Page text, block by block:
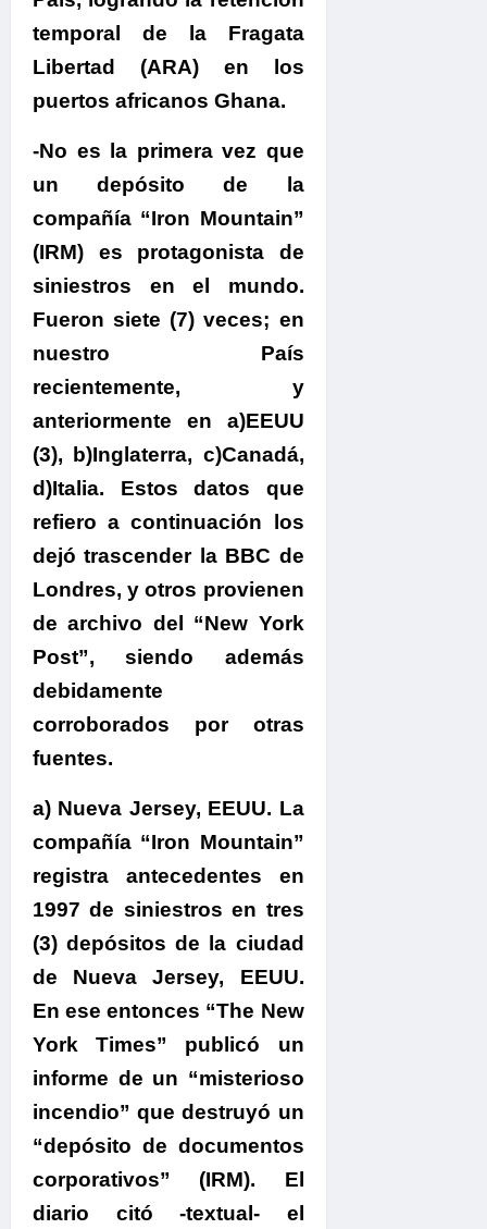
temporal de la Fragata
Libertad (ARA) en los
puertos africanos Ghana.
-No es la primera vez que
un depósito de la
compañía “Iron Mountain”
(IRM) es protagonista de
siniestros en el mundo.
Fueron siete (7) veces; en
nuestro País
recientemente, y
anteriormente en a)EEUU
(3), b)Inglaterra, c)Canadá,
d)Italia. Estos datos que
refiero a continuación los
dejó trascender la BBC de
Londres, y otros provienen
de archivo del “New York
Post”, siendo además
debidamente
corroborados por otras
fuentes.
a) Nueva Jersey, EEUU. La
compañía “Iron Mountain”
registra antecedentes en
1997 de siniestros en tres
(3) depósitos de la ciudad
de Nueva Jersey, EEUU.
En ese entonces “The New
York Times” publicó un
informe de un “misterioso
incendio” que destruyó un
“depósito de documentos
corporativos” (IRM). El
diario citó -textual- el